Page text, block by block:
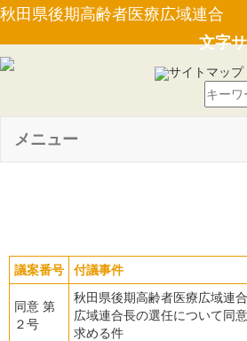
秋田県後期高齢者医療広域連合
文字
サイトマップ
メニュー
議案番号 付議事件
同意 第
２号
秋田県後期高齢者医療広域連
広域連合長の選任について同
求める件